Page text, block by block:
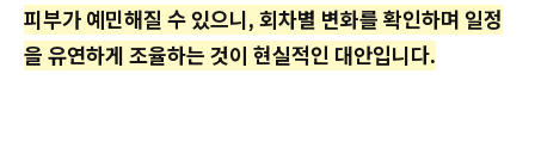
피부가 예민해질 수 있으니, 회차별 변화를 확인하며 일정
을 유연하게 조율하는 것이 현실적인 대안입니다.